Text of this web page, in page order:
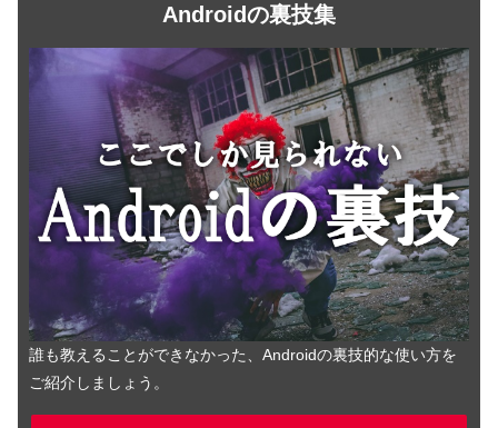
Androidの裏技集
誰も教えることができなかった、Androidの裏技的な使い方を
ご紹介しましょう。